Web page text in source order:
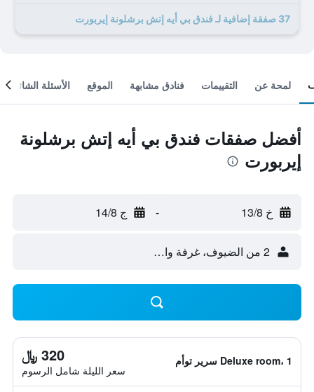
37 صفقة إضافية لـ فندق بي أيه إتش برشلونة إيربورت
لمحة عن التقييمات فنادق مشابهة الموقع الأسئلة الشائعة
أفضل صفقات فندق بي أيه إتش برشلونة
إيربورت
خ 13/8 - ج 14/8
2 من الضيوف، غرفة واحدة
Deluxe room، 1 سرير توأم 320 ﷼
سعر الليلة شامل الرسوم